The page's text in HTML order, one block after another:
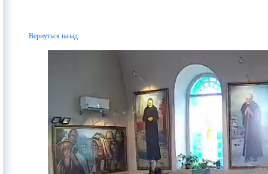
Вернуться назад